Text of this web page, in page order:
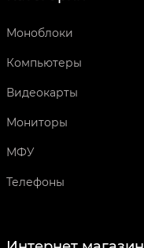
Моноблоки
Компьютеры
Видеокарты
Мониторы
МФУ
Телефоны